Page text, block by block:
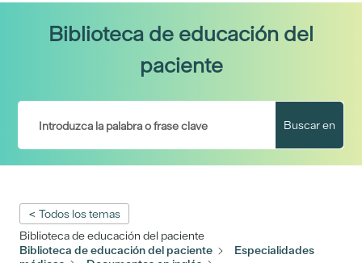
Biblioteca de educación del
paciente
Buscar en
< Todos los temas
Biblioteca de educación del paciente
Biblioteca de educación del paciente
Especialidades